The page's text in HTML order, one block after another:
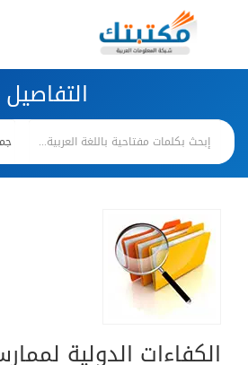
التفاصيل
الكفاءات الدولية